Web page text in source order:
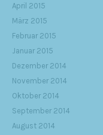
April 2015
März 2015
Februar 2015
Januar 2015
Dezember 2014
November 2014
Oktober 2014
September 2014
August 2014